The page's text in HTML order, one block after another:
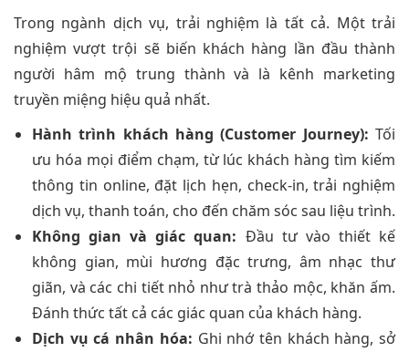
Trong ngành dịch vụ, trải nghiệm là tất cả. Một trải
nghiệm vượt trội sẽ biến khách hàng lần đầu thành
người hâm mộ trung thành và là kênh marketing
truyền miệng hiệu quả nhất.
Hành trình khách hàng (Customer Journey): Tối
ưu hóa mọi điểm chạm, từ lúc khách hàng tìm kiếm
thông tin online, đặt lịch hẹn, check-in, trải nghiệm
dịch vụ, thanh toán, cho đến chăm sóc sau liệu trình.
Không gian và giác quan: Đầu tư vào thiết kế
không gian, mùi hương đặc trưng, âm nhạc thư
giãn, và các chi tiết nhỏ như trà thảo mộc, khăn ấm.
Đánh thức tất cả các giác quan của khách hàng.
Dịch vụ cá nhân hóa: Ghi nhớ tên khách hàng, sở